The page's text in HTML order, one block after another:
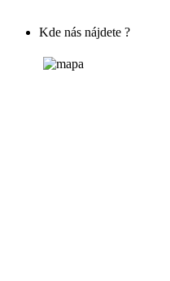
Kde nás nájdete ?